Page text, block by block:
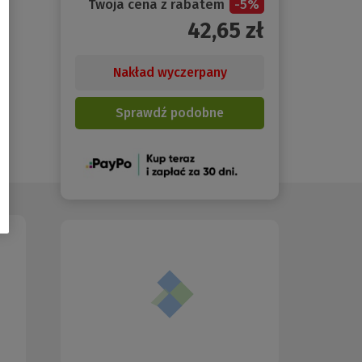
Twoja cena z rabatem -5%
42,65 zł
Nakład wyczerpany
Sprawdź podobne
(Nowe